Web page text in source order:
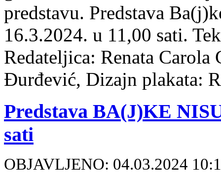
predstavu. Predstava
16.3.2024. u 11,00 sati.
Redateljica: Renata
Đurđević, Dizajn plakata:
Predstava BA(J)KE
sati
OBJAVLJENO: 04.03.2024